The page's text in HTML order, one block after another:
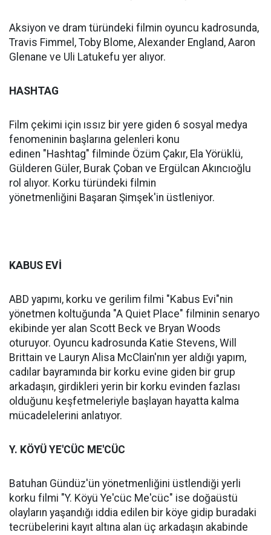
Aksiyon ve dram türündeki filmin oyuncu kadrosunda,
Travis Fimmel, Toby Blome, Alexander England, Aaron
Glenane ve Uli Latukefu yer alıyor.
HASHTAG
Film çekimi için ıssız bir yere giden 6 sosyal medya
fenomeninin başlarına gelenleri konu
edinen "Hashtag" filminde Özüm Çakır, Ela Yörüklü,
Gülderen Güler, Burak Çoban ve Ergülcan Akıncıoğlu
rol alıyor. Korku türündeki filmin
yönetmenliğini Başaran Şimşek'in üstleniyor.
KABUS EVİ
ABD yapımı, korku ve gerilim filmi "Kabus Evi"nin
yönetmen koltuğunda "A Quiet Place" filminin senaryo
ekibinde yer alan Scott Beck ve Bryan Woods
oturuyor. Oyuncu kadrosunda Katie Stevens, Will
Brittain ve Lauryn Alisa McClain'nın yer aldığı yapım,
cadılar bayramında bir korku evine giden bir grup
arkadaşın, girdikleri yerin bir korku evinden fazlası
olduğunu keşfetmeleriyle başlayan hayatta kalma
mücadelelerini anlatıyor.
Y. KÖYÜ YE'CÜC ME'CÜC
Batuhan Gündüz'ün yönetmenliğini üstlendiği yerli
korku filmi "Y. Köyü Ye'cüc Me'cüc" ise doğaüstü
olayların yaşandığı iddia edilen bir köye gidip buradaki
tecrübelerini kayıt altına alan üç arkadaşın akabinde